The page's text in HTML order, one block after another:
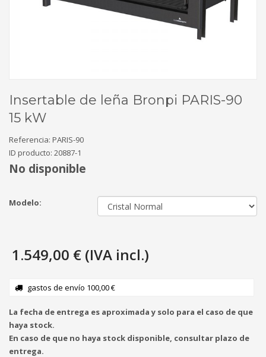
Insertable de leña Bronpi PARIS-90
15 kW
Referencia: PARIS-90
ID producto: 20887-1
No disponible
Modelo:
1.549,00 € (IVA incl.)
gastos de envío 100,00 €
La fecha de entrega es aproximada y solo para el caso de que
haya stock.
En caso de que no haya stock disponible, consultar plazo de
entrega.